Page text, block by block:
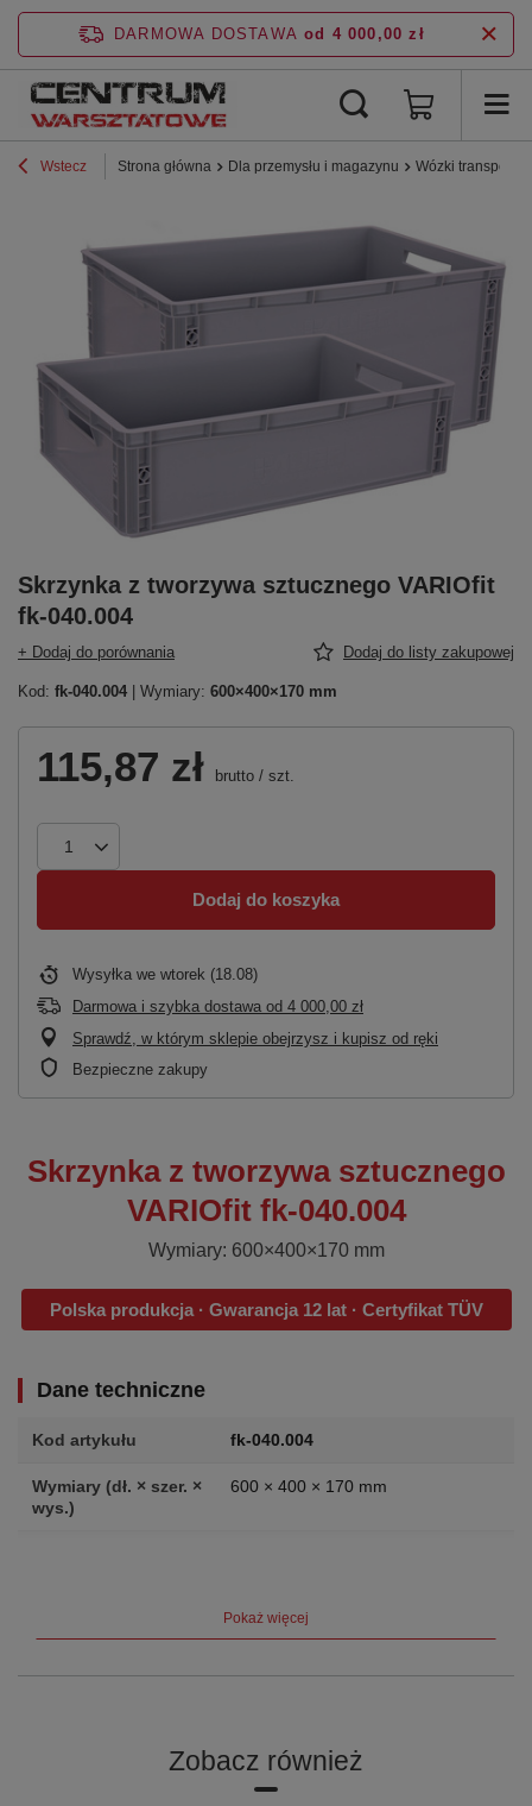
DARMOWA DOSTAWA od 4 000,00 zł
Wstecz Strona główna Dla przemysłu i magazynu Wózki
Skrzynka z tworzywa sztucznego VARIOfit
fk-040.004
+ Dodaj do porównania Dodaj do listy zakupowej
Kod: fk-040.004 | Wymiary: 600×400×170 mm
115,87 zł brutto / szt.
Dodaj do koszyka
Wysyłka we wtorek (18.08)
Darmowa i szybka dostawa od 4 000,00 zł
Sprawdź, w którym sklepie obejrzysz i kupisz od ręki
Bezpieczne zakupy
Skrzynka z tworzywa sztucznego
VARIOfit fk-040.004
Wymiary: 600×400×170 mm
Polska produkcja · Gwarancja 12 lat · Certyfikat TÜV
Dane techniczne
Kod artykułu fk-040.004
Wymiary (dł. × szer. ×
wys.)
600 × 400 × 170 mm
Opis produktu
Pokaż więcej
Zobacz również